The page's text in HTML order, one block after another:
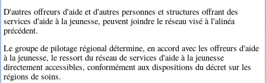
D'autres offreurs d'aide et d'autres personnes et structures offrant des
services d'aide à la jeunesse, peuvent joindre le réseau visé à l'alinéa
précédent.
Le groupe de pilotage régional détermine, en accord avec les offreurs d'aide
à la jeunesse, le ressort du réseau de services d'aide à la jeunesse
directement accessibles, conformément aux dispositions du décret sur les
régions de soins.